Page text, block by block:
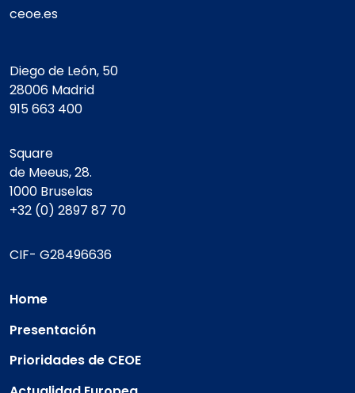
ceoe.es
Diego de León, 50
28006 Madrid
915 663 400
Square
de Meeus, 28.
1000 Bruselas
+32 (0) 2897 87 70
CIF- G28496636
Home
Presentación
Prioridades de CEOE